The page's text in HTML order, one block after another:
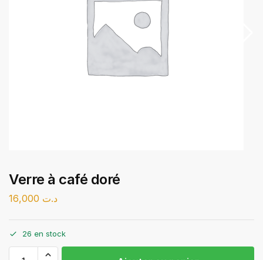
Verre à café doré
د.ت
26 en stock